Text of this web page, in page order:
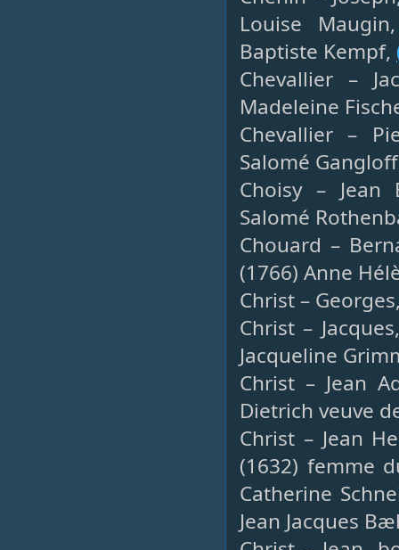
Louise
Baptiste Kempf,
Chevallier –
Madeleine
Chevallier –
Salomé
Choisy – Jean
Salomé
Chouard –
(1766) Anne
Christ –
Christ –
Jacqueline
Christ – Jean
Dietrich veuve
Christ – Jean
(1632) femme
Catherine
Jean Jacques